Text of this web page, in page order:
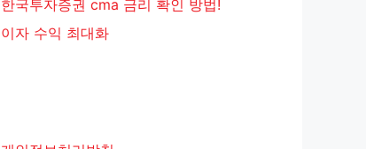
한국투자증권 cma 금리 확인 방법!
이자 수익 최대화